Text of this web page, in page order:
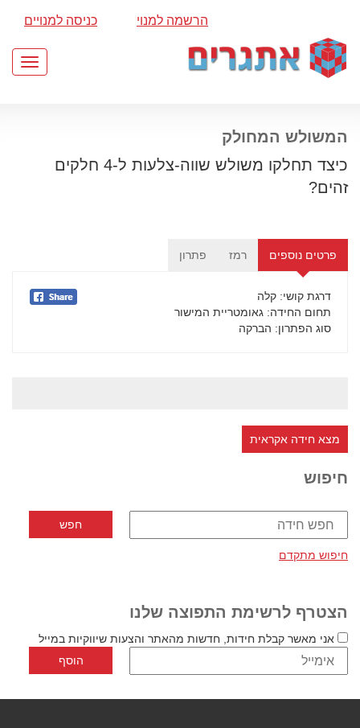
הרשמה למנוי כניסה למנויים
המשולש המחולק
כיצד תחלקו משולש שווה-צלעות ל-4 חלקים
זהים?
פרטים נוספים רמז פתרון
דרגת קושי: קלה
תחום החידה: גאומטריית המישור
סוג הפתרון: הברקה
מצא חידה אקראית
חיפוש
חיפוש מתקדם
הצטרף לרשימת התפוצה שלנו
אני מאשר קבלת חידות, חדשות מהאתר והצעות שיווקיות במייל